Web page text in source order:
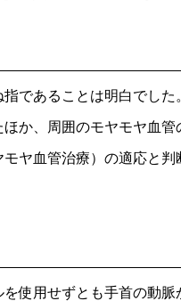
であることは明白でし
か、周囲のモヤモヤ血
ヤ血管治療）の適応と
使用せずとも手首の動脈